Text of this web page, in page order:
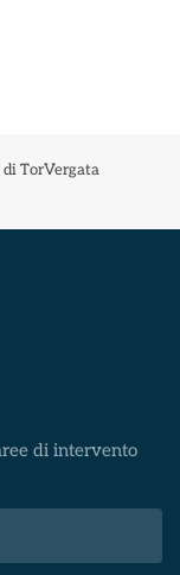
TorVergata
di intervento